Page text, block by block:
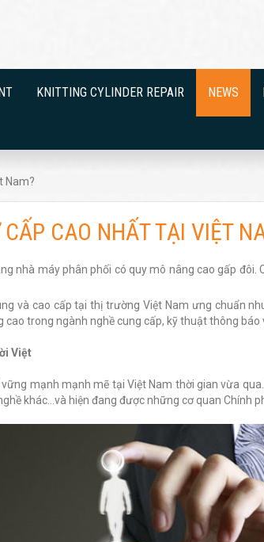
KNITTING CYLINDER REPAIR NEWS
Nam?
CAO NHẤT TẠI VIỆT
nhà máy phân phối có quy mô nâng cao gấp đôi.
và cao cấp tại thị trường Việt Nam ưng chuẩn
trong ngành nghề cung cấp, kỹ thuật thông báo
Việt
mạnh mạnh mẽ tại Việt Nam thời gian vừa
khác…và hiện đang được những cơ quan Chính